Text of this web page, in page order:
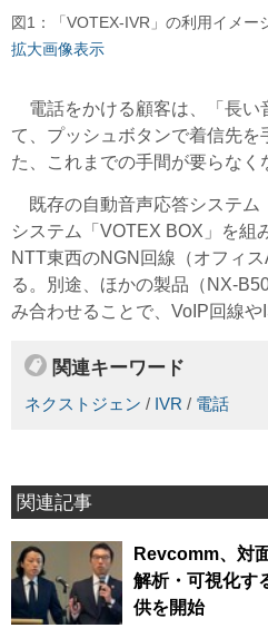
図1：「VOTEX-IVR」の利用イメー
拡大画像表示
電話をかける顧客は、「長い
て、プッシュボタンで着信先を
た、これまでの手間が要らなく
既存の自動音声応答システム
システム「VOTEX BOX」を組
NTT東西のNGN回線（オフィ
る。別途、ほかの製品（NX-
み合わせることで、VoIP回線や
関連キーワード
ネクストジェン / IVR / 電話
関連記事
Revcomm、対
解析・可視化す
供を開始